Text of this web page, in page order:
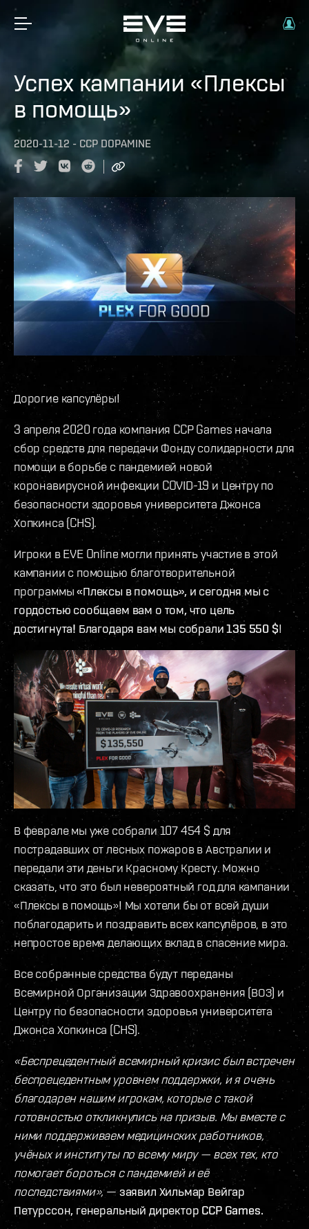
Успех кампании «Плексы
в помощь»
2020-11-12 - CCP DOPAMINE
Дорогие капсулёры!
3 апреля 2020 года компания CCP Games начала
сбор средств для передачи Фонду солидарности для
помощи в борьбе с пандемией новой
коронавирусной инфекции COVID-19 и Центру по
безопасности здоровья университета Джонса
Хопкинса (CHS).
Игроки в EVE Online могли принять участие в этой
кампании с помощью благотворительной
программы«Плексы в помощь», и сегодня мы с
гордостью сообщаем вам о том, что цель
достигнута! Благодаря вам мы собрали 135 550 $!
В феврале мы уже собрали 107 454 $ для
пострадавших от лесных пожаров в Австралии и
передали эти деньги Красному Кресту. Можно
сказать, что это был невероятный год для кампании
«Плексы в помощь»! Мы хотели бы от всей души
поблагодарить и поздравить всех капсулёров, в это
непростое время делающих вклад в спасение мира.
Все собранные средства будут переданы
Всемирной Организации Здравоохранения (ВОЗ) и
Центру по безопасности здоровья университета
Джонса Хопкинса (CHS).
«Беспрецедентный всемирный кризис был встречен
беспрецедентным уровнем поддержки, и я очень
благодарен нашим игрокам, которые с такой
готовностью откликнулись на призыв. Мы вместе с
ними поддерживаем медицинских работников,
учёных и институты по всему миру — всех тех, кто
помогает бороться с пандемией и её
последствиями»,— заявил Хильмар Вейгар
Петурссон, генеральный директор CCP Games.